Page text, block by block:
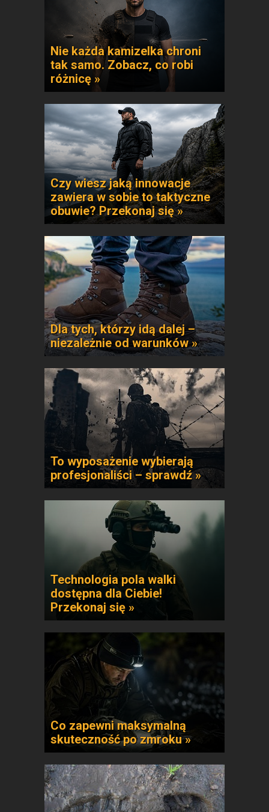
Nie każda kamizelka chroni
tak samo. Zobacz, co robi
różnicę »
Czy wiesz jaką innowacje
zawiera w sobie to taktyczne
obuwie? Przekonaj się »
Dla tych, którzy idą dalej –
niezależnie od warunków »
To wyposażenie wybierają
profesjonaliści – sprawdź »
Technologia pola walki
dostępna dla Ciebie!
Przekonaj się »
Co zapewni maksymalną
skuteczność po zmroku »